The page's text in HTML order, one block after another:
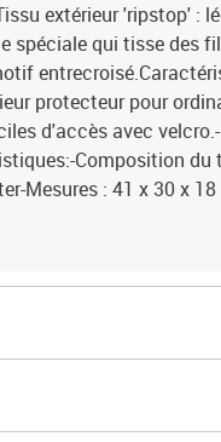
extérieur 'ripstop' :
spéciale qui tisse des
protecteur pour
d'accès avec
Composition du
Mesures : 41 x 30 x